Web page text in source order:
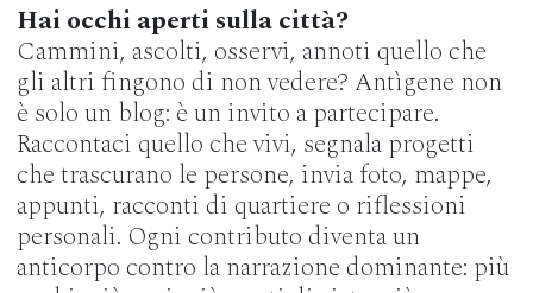
Hai occhi aperti sulla città?
Cammini, ascolti, osservi, annoti quello che
gli altri fingono di non vedere? Antìgene non
è solo un blog: è un invito a partecipare.
Raccontaci quello che vivi, segnala progetti
che trascurano le persone, invia foto, mappe,
appunti, racconti di quartiere o riflessioni
personali. Ogni contributo diventa un
anticorpo contro la narrazione dominante: più